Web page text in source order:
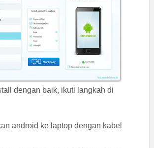
dengan baik, ikuti langkah di
android ke laptop dengan kabel